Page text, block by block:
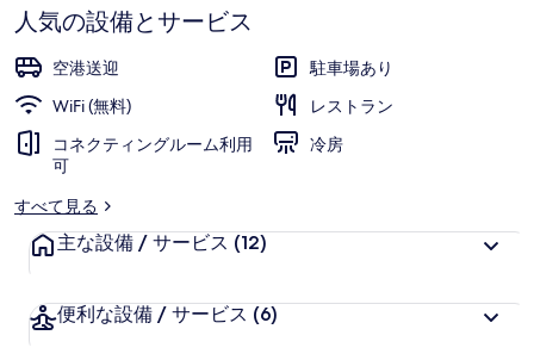
ト
の
写
真
ャ
す
人気の設備とサービス
空港送迎
駐車場あり
WiFi (無料)
レストラン
コネクティングルーム利用
可
冷房
すべて見る
主な設備 / サービス (12)
便利な設備 / サービス (6)